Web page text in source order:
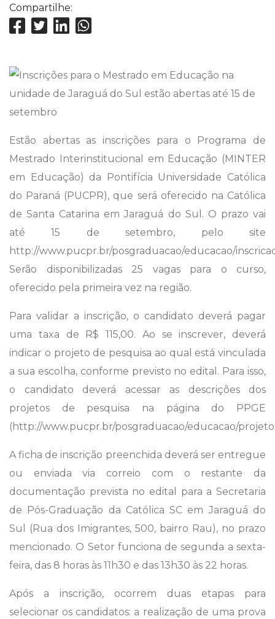
Compartilhe:
Estão abertas as inscrições para o Programa de
Mestrado Interinstitucional em Educação (MINTER
em Educação) da Pontifícia Universidade Católica
do Paraná (PUCPR), que será oferecido na Católica
de Santa Catarina em Jaraguá do Sul. O prazo vai
até 15 de setembro, pelo site
http://www.pucpr.br/posgraduacao/educacao/
Serão disponibilizadas 25 vagas para o curso,
oferecido pela primeira vez na região.
Para validar a inscrição, o candidato deverá pagar
uma taxa de R$ 115,00. Ao se inscrever, deverá
indicar o projeto de pesquisa ao qual está vinculada
a sua escolha, conforme previsto no edital. Para isso,
o candidato deverá acessar as descrições dos
projetos de pesquisa na página do PPGE
(http://www.pucpr.br/posgraduacao/educacao/
A ficha de inscrição preenchida deverá ser entregue
ou enviada via correio com o restante da
documentação prevista no edital para a Secretaria
de Pós-Graduação da Católica SC em Jaraguá do
Sul (Rua dos Imigrantes, 500, bairro Rau), no prazo
mencionado. O Setor funciona de segunda a sexta-
feira, das 8 horas às 11h30 e das 13h30 às 22 horas.
Após a inscrição, ocorrem duas etapas para
selecionar os candidatos: a realização de uma prova